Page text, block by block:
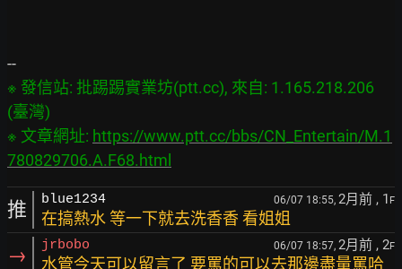
※ 發信站: 批踢踢實業坊(ptt.cc), 來自: 1.165.218.206
(臺灣)
※ 文章網址: https://www.ptt.cc/bbs/CN_Entertain/M.1
780829706.A.F68.html
推 blue1234 06/07 18:55, 2月前 , 1 F
在搞熱水 等一下就去洗香香 看姐姐
→ jrbobo 06/07 18:57, 2月前 , 2F
水管今天可以留言了 要罵的可以去那邊盡量罵哈